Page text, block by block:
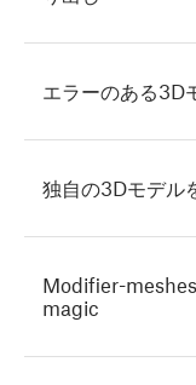
エラーのある3D
独自の3Dモデル
Modifier-
magic